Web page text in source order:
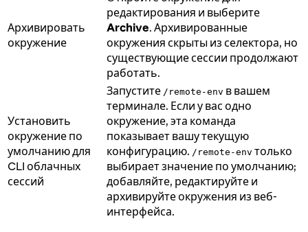
Архивировать
окружение
редактирования и выберите
Archive. Архивированные
окружения скрыты из селектора, но
существующие сессии продолжают
работать.
Установить
окружение по
умолчанию для
CLI облачных
сессий
Запустите /remote-env в вашем
терминале. Если у вас одно
окружение, эта команда
показывает вашу текущую
конфигурацию. /remote-env только
выбирает значение по умолчанию;
добавляйте, редактируйте и
архивируйте окружения из веб-
интерфейса.